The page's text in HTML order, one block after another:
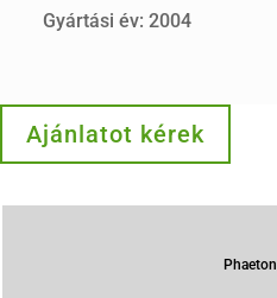
Gyártási év: 2004
Ajánlatot kérek
Phaeton